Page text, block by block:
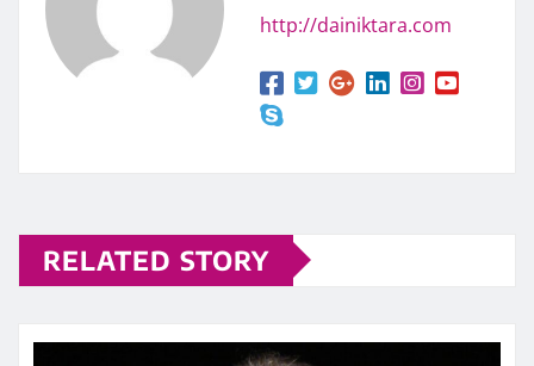
http://dainiktara.com
RELATED STORY